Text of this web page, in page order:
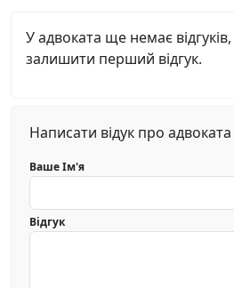
У адвоката ще немає
залишити перший відгук.
Написати відук про адвоката
Ваше Ім'я
Відгук